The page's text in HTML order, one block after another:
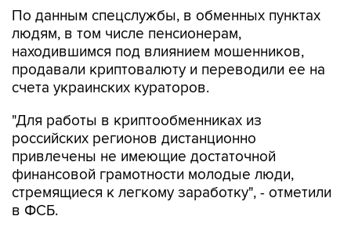
По данным спецслужбы, в обменных пунктах
людям, в том числе пенсионерам,
находившимся под влиянием мошенников,
продавали криптовалюту и переводили ее на
счета украинских кураторов.
"Для работы в криптообменниках из
российских регионов дистанционно
привлечены не имеющие достаточной
финансовой грамотности молодые люди,
стремящиеся к легкому заработку", - отметили
в ФСБ.